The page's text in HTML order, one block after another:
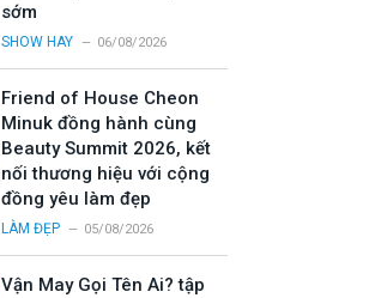
sớm
SHOW HAY 06/08/2026
Friend of House Cheon
Minuk đồng hành cùng
Beauty Summit 2026, kết
nối thương hiệu với cộng
đồng yêu làm đẹp
LÀM ĐẸP 05/08/2026
Vận May Gọi Tên Ai? tập